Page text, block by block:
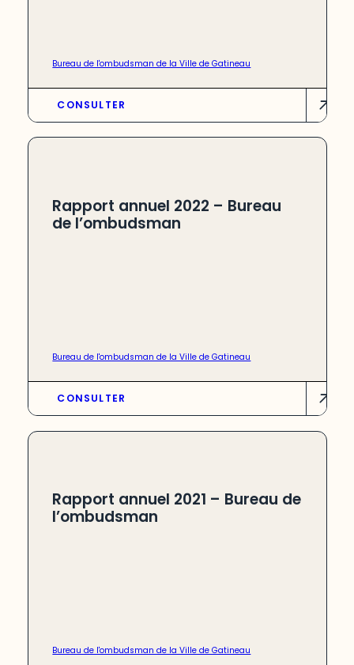
Bureau de l'ombudsman de la Ville de Gatineau
CONSULTER
Rapport annuel 2022 – Bureau
de l’ombudsman
Bureau de l'ombudsman de la Ville de Gatineau
CONSULTER
Rapport annuel 2021 – Bureau de
l’ombudsman
Bureau de l'ombudsman de la Ville de Gatineau